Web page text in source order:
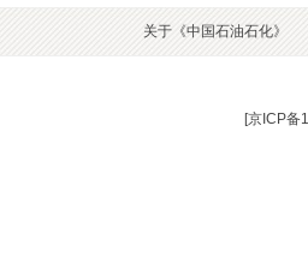
关于《中国石油石化》
[京ICP备